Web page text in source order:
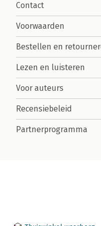
Contact
Voorwaarden
Bestellen en
Lezen en luisteren
Voor auteurs
Recensiebeleid
Partnerprogramma